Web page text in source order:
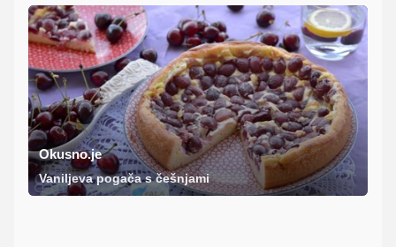
Okusno.je
Vaniljeva pogača s češnjami